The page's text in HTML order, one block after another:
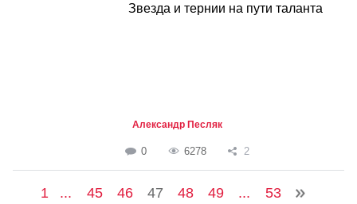
Звезда и тернии на пути таланта
Александр Песляк
0 6278 2
1 ... 45 46 47 48 49 ... 53